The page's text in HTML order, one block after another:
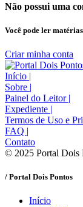
Não possui uma
Você pode ler
Criar minha conta
Início |
Sobre |
Painel do Leitor |
Expediente |
Termos de Uso e
FAQ |
Contato
© 2025 Portal Dois
/ Portal Dois Pontos
Início